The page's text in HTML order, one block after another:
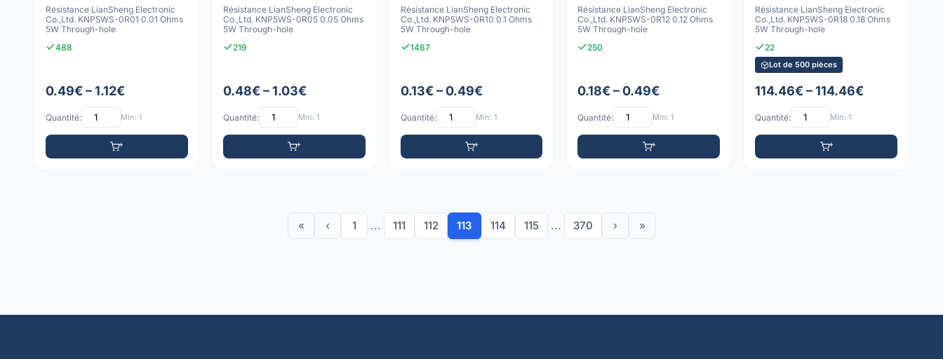
Résistance LianSheng Electronic
Co.,Ltd. KNP5WS-0R01 0.01 Ohms
5W Through-hole
488
0.49€ – 1.12€
Quantité: Min: 1
Résistance LianSheng Electronic
Co.,Ltd. KNP5WS-0R05 0.05 Ohms
5W Through-hole
219
0.48€ – 1.03€
Quantité: Min: 1
Résistance LianSheng Electronic
Co.,Ltd. KNP5WS-0R10 0.1 Ohms
5W Through-hole
1467
0.13€ – 0.49€
Quantité: Min: 1
Résistance LianSheng Electronic
Co.,Ltd. KNP5WS-0R12 0.12 Ohms
5W Through-hole
250
0.18€ – 0.49€
Quantité: Min: 1
Résistance LianSheng Electronic
Co.,Ltd. KNP5WS-0R18 0.18 Ohms
5W Through-hole
22
Lot de 500 pièces
114.46€ – 114.46€
Quantité: Min: 1
« ‹ 1 ... 111 112 113 114 115 ... 370 › »